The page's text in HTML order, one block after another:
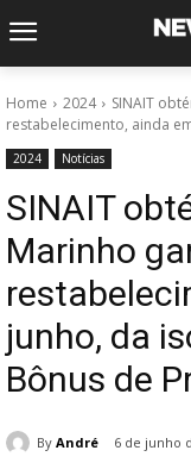
Home 2024
SINAIT
restabelecimento, ainda
2024 Notícias
SINAIT
Marinho
junho, da
Bônus de
By André 6 de junho